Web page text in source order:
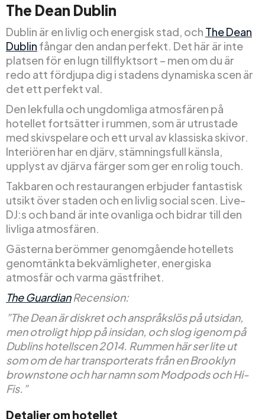
The Dean Dublin
Dublin är en livlig och energisk stad, och The Dean
Dublin fångar den andan perfekt. Det här är inte
platsen för en lugn tillflyktsort – men om du är
redo att fördjupa dig i stadens dynamiska scen är
det ett perfekt val.
Den lekfulla och ungdomliga atmosfären på
hotellet fortsätter i rummen, som är utrustade
med skivspelare och ett urval av klassiska skivor.
Interiören har en djärv, stämningsfull känsla,
upplyst av djärva färger som ger en rolig touch.
Takbaren och restaurangen erbjuder fantastisk
utsikt över staden och en livlig social scen. Live-
DJ:s och band är inte ovanliga och bidrar till den
livliga atmosfären.
Gästerna berömmer genomgående hotellets
genomtänkta bekvämligheter, energiska
atmosfär och varma gästfrihet.
The Guardian Recension:
”The Dean är diskret och anspråkslös på utsidan,
men otroligt hipp på insidan, och slog igenom på
Dublins hotellscen 2014. Rummen här ser lite ut
som om de har transporterats från en Brooklyn
brownstone och har namn som Modpods och Hi-
Fis.”
Detaljer om hotellet